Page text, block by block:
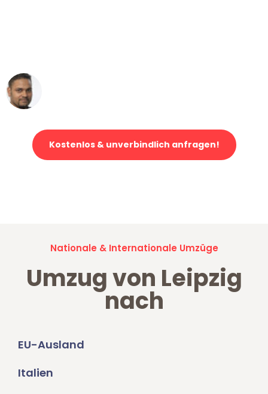
Kostenlos & unverbindlich anfragen!
Nationale & Internationale Umzüge
Umzug von Leipzig
nach
EU-Ausland
Italien